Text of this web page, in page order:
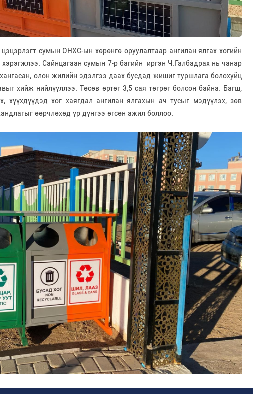
сумын ОНХС-ын хөрөнгө оруулалтаар ангилан ялгах хогийн
Сайнцагаан сумын 7-р багийн иргэн Ч.Галбадрах нь чанар
олон жилийн эдэлгээ даах бусдад жишиг туршлага болохуйц
хийж нийлүүллээ. Төсөв өртөг 3,5 сая төгрөг болсон байна. Багш,
хүүхдүүдэд хог хаягдал ангилан ялгахын ач тусыг мэдүүлэх, зөв
өөрчлөхөд үр дүнгээ өгсөн ажил боллоо.